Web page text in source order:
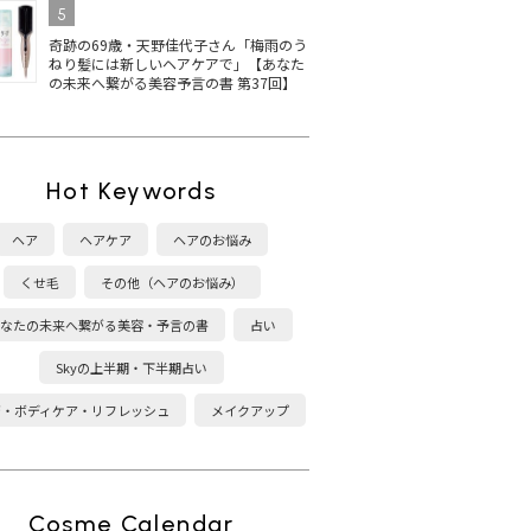
5
奇跡の69歳・天野佳代子さん「梅雨のう
ねり髪には新しいヘアケアで」【あなた
の未来へ繋がる美容予言の書 第37回】
Hot Keywords
ヘア ヘアケア ヘアのお悩み
くせ毛 その他（ヘアのお悩み）
たの未来へ繋がる美容・予言の書 占い
Skyの上半期・下半期占い
ボディケア・リフレッシュ メイクアップ
Cosme Calendar